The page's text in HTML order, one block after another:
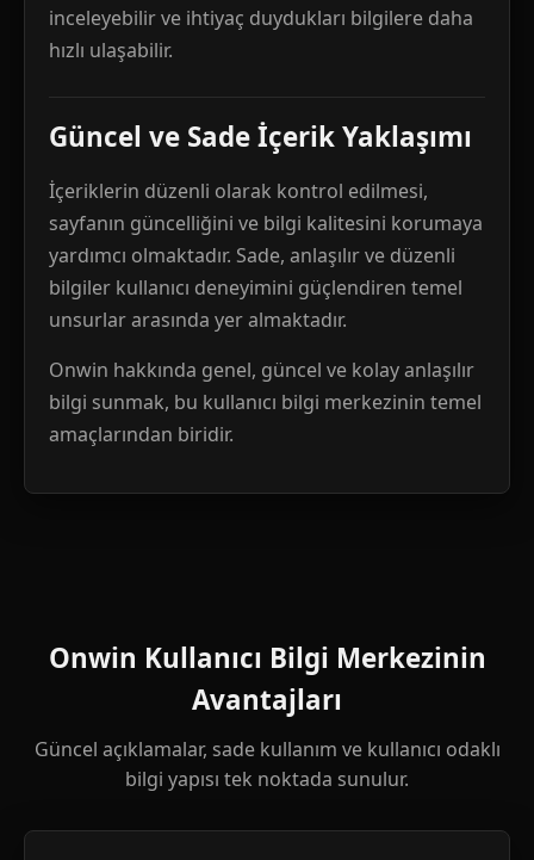
inceleyebilir ve ihtiyaç duydukları bilgilere daha
hızlı ulaşabilir.
Güncel ve Sade İçerik Yaklaşımı
İçeriklerin düzenli olarak kontrol edilmesi,
sayfanın güncelliğini ve bilgi kalitesini korumaya
yardımcı olmaktadır. Sade, anlaşılır ve düzenli
bilgiler kullanıcı deneyimini güçlendiren temel
unsurlar arasında yer almaktadır.
Onwin hakkında genel, güncel ve kolay anlaşılır
bilgi sunmak, bu kullanıcı bilgi merkezinin temel
amaçlarından biridir.
Onwin Kullanıcı Bilgi Merkezinin
Avantajları
Güncel açıklamalar, sade kullanım ve kullanıcı odaklı
bilgi yapısı tek noktada sunulur.